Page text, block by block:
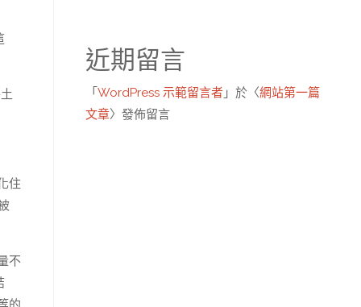
住
不
近期留言
「 WordPress 示範留言者 」於〈網站第一篇
文章〉發佈留言